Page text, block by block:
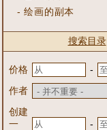
-绘画的副本
搜索目录
价格
-
作者
创建
一
-